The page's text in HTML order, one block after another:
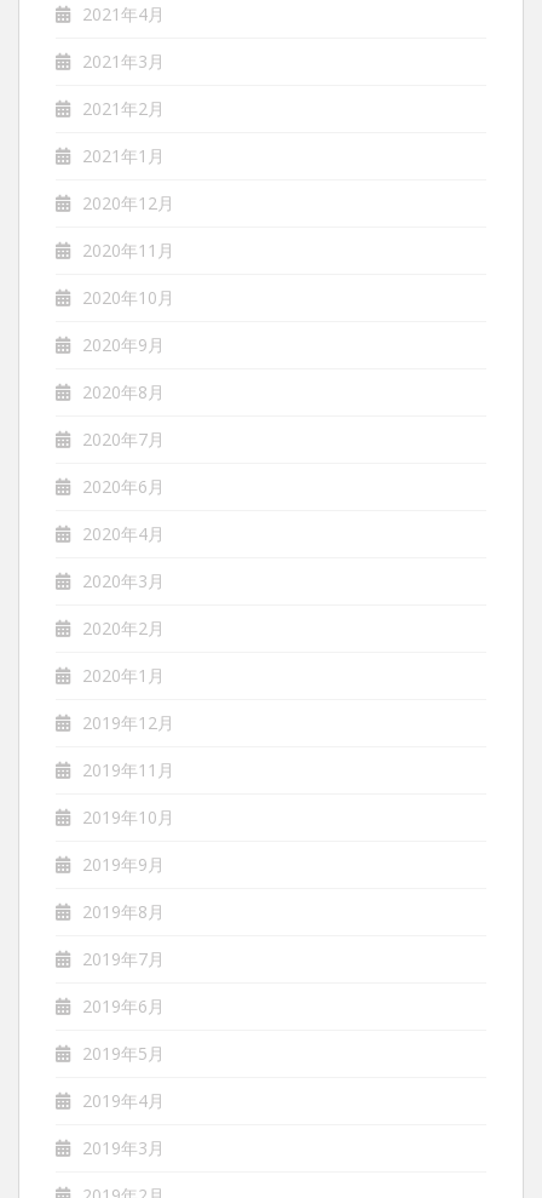
2021年4月
2021年3月
2021年2月
2021年1月
2020年12月
2020年11月
2020年10月
2020年9月
2020年8月
2020年7月
2020年6月
2020年4月
2020年3月
2020年2月
2020年1月
2019年12月
2019年11月
2019年10月
2019年9月
2019年8月
2019年7月
2019年6月
2019年5月
2019年4月
2019年3月